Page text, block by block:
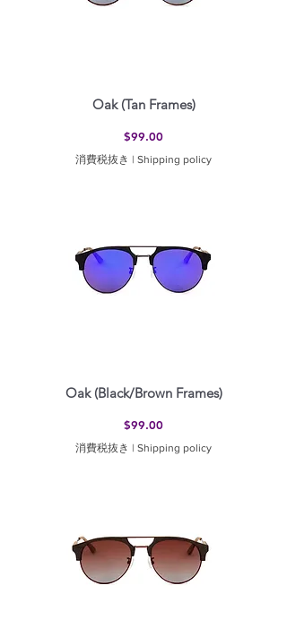
Oak (Tan Frames)
価格
$99.00
消費税抜き | Shipping policy
Oak (Black/Brown Frames)
価格
$99.00
消費税抜き | Shipping policy